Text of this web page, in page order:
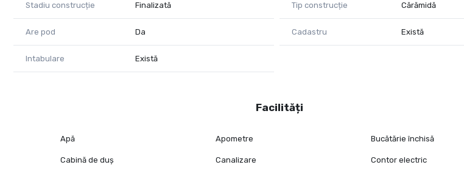
Stadiu construcție Finalizată Tip construcție Cărămidă
Are pod Da Cadastru Există
Intabulare Există
Facilități
Apă Apometre Bucătărie închisă
Cabină de duș Canalizare Contor electric